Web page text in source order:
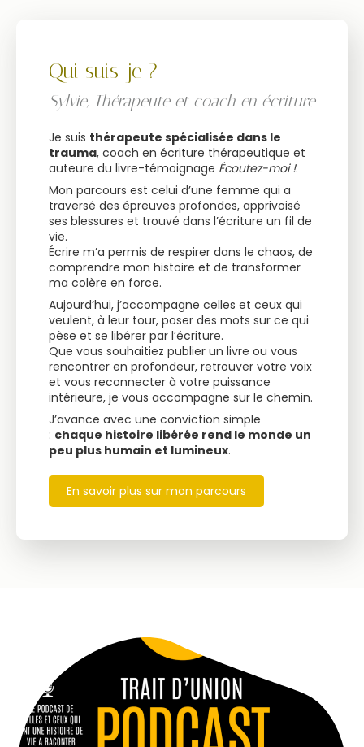
Qui suis-je ?
Sylvie, Thérapeute et coach en écriture
Je suis thérapeute spécialisée dans le
trauma, coach en écriture thérapeutique et
auteure du livre-témoignage Écoutez-moi !.
Mon parcours est celui d’une femme qui a
traversé des épreuves profondes, apprivoisé
ses blessures et trouvé dans l’écriture un fil de
vie.
Écrire m’a permis de respirer dans le chaos, de
comprendre mon histoire et de transformer
ma colère en force.
Aujourd’hui, j’accompagne celles et ceux qui
veulent, à leur tour, poser des mots sur ce qui
pèse et se libérer par l’écriture.
Que vous souhaitiez publier un livre ou vous
rencontrer en profondeur, retrouver votre voix
et vous reconnecter à votre puissance
intérieure, je vous accompagne sur le chemin.
J’avance avec une conviction simple
: chaque histoire libérée rend le monde un
peu plus humain et lumineux.
En savoir plus sur mon parcours